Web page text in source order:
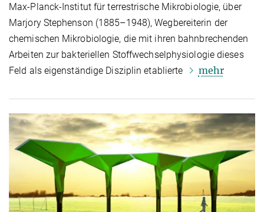
Max-Planck-Institut für terrestrische Mikrobiologie, über
Marjory Stephenson (1885–1948), Wegbereiterin der
chemischen Mikrobiologie, die mit ihren bahnbrechenden
Arbeiten zur bakteriellen Stoffwechselphysiologie dieses
Feld als eigenständige Disziplin etablierte
mehr